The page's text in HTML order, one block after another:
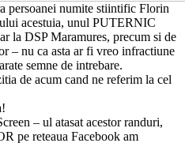
persoanei numite stiintific Florin
acestuia, unul PUTERNIC
la DSP Maramures, precum si de
– nu ca asta ar fi vreo infractiune
semne de intrebare.
de acum cand ne referim la cel
– ul atasat acestor randuri,
pe reteaua Facebook am